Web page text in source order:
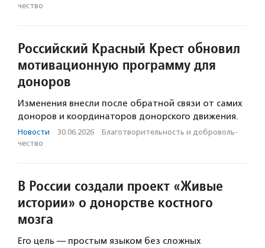
чест­во
Российский Красный Крест обновил
мотивационную программу для
доноров
Изменения внесли после обратной связи от самих
доноров и координаторов донорского движения.
Новости · 30.06.2026 · Благотвори­тель­ность и доброволь­
чест­во
В России создали проект «Живые
истории» о донорстве костного
мозга
Его цель — простым языком без сложных